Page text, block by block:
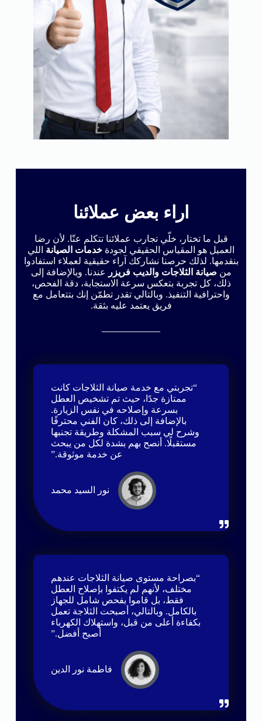
اراء بعض عملائنا
قبل ما تختار، خلّي تجارب عملائنا تتكلم عنّا. لأن رضا
العميل هو المقياس الحقيقي لجودة خدمات الصيانة اللي
بنقدمها. لذلك حرصنا نشاركك آراء حقيقية لعملاء استفادوا
من صيانة الثلاجات والديب فريزر عندنا. وبالإضافة إلى
ذلك، كل تجربة بتعكس سرعة الاستجابة، دقة الفحص،
واحترافية التنفيذ. وبالتالي تقدر تطمّن إنك بتتعامل مع
فريق يعتمد عليه بثقة.
“تجربتي مع خدمة صيانة الثلاجات كانت
ممتازة جدًا، حيث تم تشخيص العطل
بسرعة وإصلاحه في نفس الزيارة.
بالإضافة إلى ذلك، كان الفني محترفًا
وشرح لي سبب المشكلة وطريقة تجنبها
مستقبلًا. أنصح بهم بشدة لكل من يبحث
عن خدمة موثوقة.”
نور السيد محمد
“بصراحة مستوى صيانة الثلاجات عندهم
مختلف، لأنهم لم يكتفوا بإصلاح العطل
فقط، بل قاموا بفحص شامل للجهاز
بالكامل. وبالتالي، أصبحت الثلاجة تعمل
بكفاءة أعلى من قبل، واستهلاك الكهرباء
أصبح أفضل.”
فاطمة نور الدين